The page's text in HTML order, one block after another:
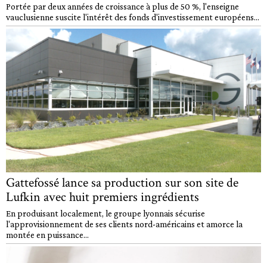
Portée par deux années de croissance à plus de 50 %, l'enseigne
vauclusienne suscite l'intérêt des fonds d'investissement européens...
Gattefossé lance sa production sur son site de
Lufkin avec huit premiers ingrédients
En produisant localement, le groupe lyonnais sécurise
l'approvisionnement de ses clients nord-américains et amorce la
montée en puissance...